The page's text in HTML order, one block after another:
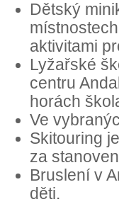
Dětský
aktivitami
Lyžařské
centru
horách
Ve
Skitouring
za
Bruslení v
děti.